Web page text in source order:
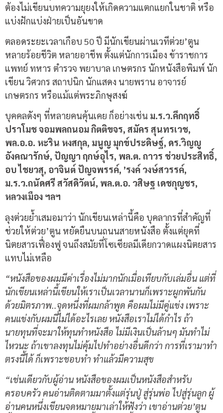
ต้องไม่เขียนบทความยุยงให้เกิดความแตกแยกในชาติ หรือ
แบ่งฝักแบ่งฝ่ายเป็นอันขาด
ตลอดระยะเวลาเกือบ 50 ปี มีนักเขียนผ่านเวทีต่วย’ตูน
หลายร้อยชีวิต หลายอาชีพ ตั้งแต่นักการเมือง ข้าราชการ
แพทย์ ทหาร ตำรวจ พยาบาล เกษตรกร นักหนังสือพิมพ์ นัก
เขียน วิศวกร สถาปนิก นักแสดง นายพราน อาจารย์
เกษตรกร หรือแม้แต่พระภิกษุสงฆ์
บุคคลดังๆ ที่หลายคนคุ้นเคย ก็อย่างเช่น ม.ร.ว.คึกฤทธิ์
ปราโมช จอมพลถนอม กิตติขจร, สมัคร สุนทรเวช,
พล.อ.อ. หะริน หงสกุล, มนูญ มุกข์ประดิษฐ์, ดร.วิญญู
อังคณารักษ์, ปัญญา ฤกษ์อุไร, พล.ต. ถาวร ช่วยประสิทธิ์,
อบ ไชยวสุ, อาจินต์ ปัญจพรรค์, ’รงค์ วงษ์สวรรค์,
ม.ร.ว.ถนัดศรี สวัสดิวัตน์, พล.ต.อ. วสิษฐ เดชกุญชร,
หลวงเมือง ฯลฯ
ลุงต่วยย้ำเสมอมาว่า นักเขียนเหล่านี้คือ บุคลากรที่สำคัญที่
ช่วยให้ต่วย’ตูน หยัดยืนบนถนนสายหนังสือ ตั้งแต่ยุคที่
นิตยสารเฟื่องฟู จนถึงสมัยที่โซเซียลมีเดียกวาดแผงนิตยสาร
แทบไม่เหลือ
“หนังสือของผมมีค่าเรื่องไม่มากนักเมื่อเทียบกับเล่มอื่น แต่ที่
นักเขียนเหล่านี้เขียนให้เราเป็นเวลานานก็เพราะผูกพันกัน
ด้วยมิตรภาพ..จุดหนึ่งที่ผมกล้าพูด คือผมไม่มีคู่แข่ง เพราะ
คนแข่งกับผมนี่ไม่ได้อะไรเลย หนังสือเราไม่ได้กำไร ถ้า
นายทุนที่จะมาให้ทุนทำหนังสือ ไม่มีเงินเป็นล้านๆ มันทำไม่
ไหวนะ ถ้าเขาลงทุนไม่คุ้มไปทำอย่างอื่นดีกว่า การที่เรามาทำ
ตรงนี้ได้ ก็เพราะชอบทำ ทำแล้วมีความสุข
“เช่นเดียวกับผู้อ่าน หนังสือของผมเป็นหนังสือสำหรับ
ครอบครัว คนอ่านติดตามมาตั้งแต่รุ่นปู่ สู่รุ่นพ่อ ไปสู่รุ่นลูก ผู้
อ่านคนหนึ่งเขียนจดหมายมาเล่าให้ฟังว่า เขาอ่านต่วย’ตูน